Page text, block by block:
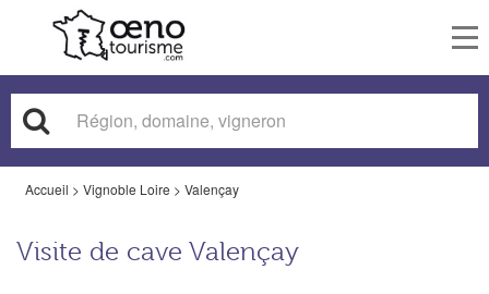
Accueil > Vignoble Loire > Valençay
Visite de cave Valençay